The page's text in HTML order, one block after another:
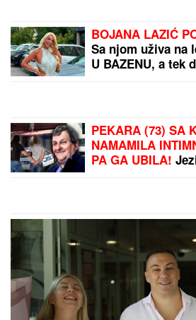
BOJANA LAZIĆ
Sa njom uživa na
U BAZENU, a tek
PEKARA (73) SA
NAMAMILA
PA GA UBILA!